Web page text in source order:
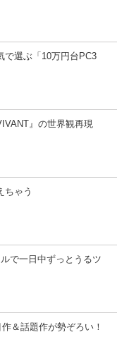
で選ぶ「10万円台PC3
』の世界観再現
ちゃう
で一日中ずっとうるツ
＆話題作が勢ぞろい！